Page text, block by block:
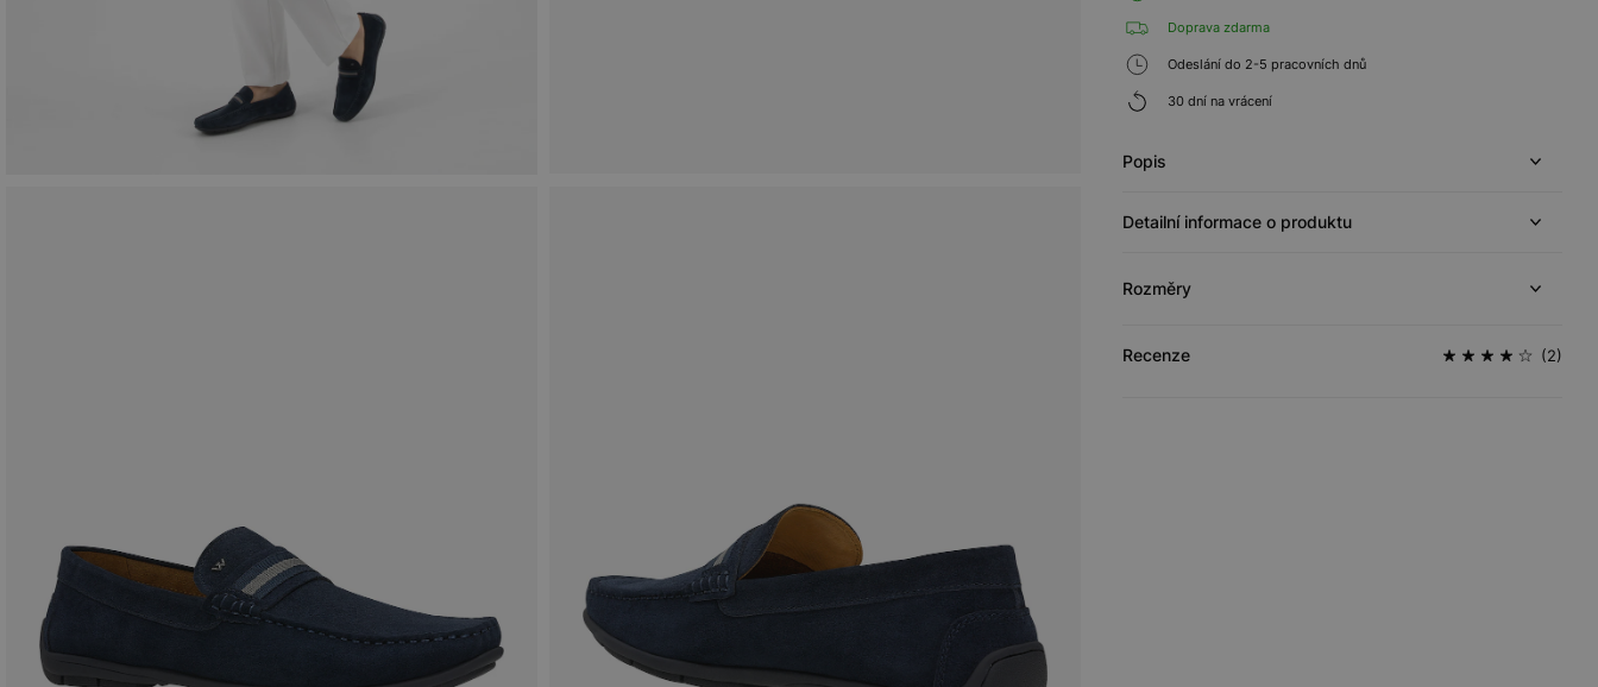
Doprava zdarma
Odeslání do 2-5 pracovních dnů
30 dní na vrácení
Popis
Detailní informace o produktu
Rozměry
Recenze (2)